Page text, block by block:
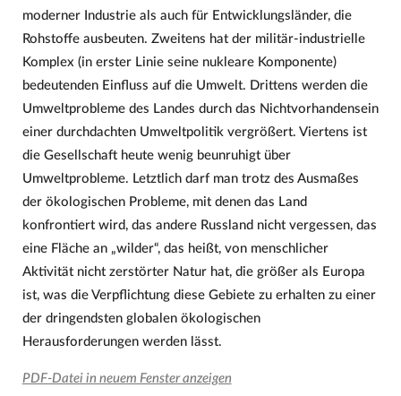
moderner Industrie als auch für Entwicklungsländer, die
Rohstoffe ausbeuten. Zweitens hat der militär-industrielle
Komplex (in erster Linie seine nukleare Komponente)
bedeutenden Einfluss auf die Umwelt. Drittens werden die
Umweltprobleme des Landes durch das Nichtvorhandensein
einer durchdachten Umweltpolitik vergrößert. Viertens ist
die Gesellschaft heute wenig beunruhigt über
Umweltprobleme. Letztlich darf man trotz des Ausmaßes
der ökologischen Probleme, mit denen das Land
konfrontiert wird, das andere Russland nicht vergessen, das
eine Fläche an „wilder“, das heißt, von menschlicher
Aktivität nicht zerstörter Natur hat, die größer als Europa
ist, was die Verpflichtung diese Gebiete zu erhalten zu einer
der dringendsten globalen ökologischen
Herausforderungen werden lässt.
PDF-Datei in neuem Fenster anzeigen